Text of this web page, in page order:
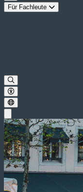
Für Fachleute